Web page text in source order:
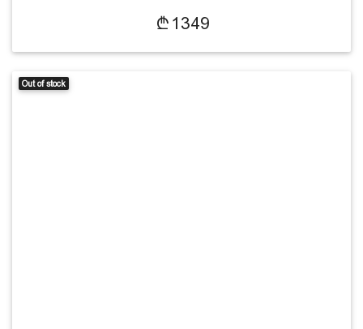
1349
Out of stock